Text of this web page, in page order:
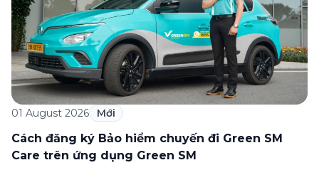
01 August 2026 Mới
Cách đăng ký Bảo hiểm chuyến đi Green SM
Care trên ứng dụng Green SM